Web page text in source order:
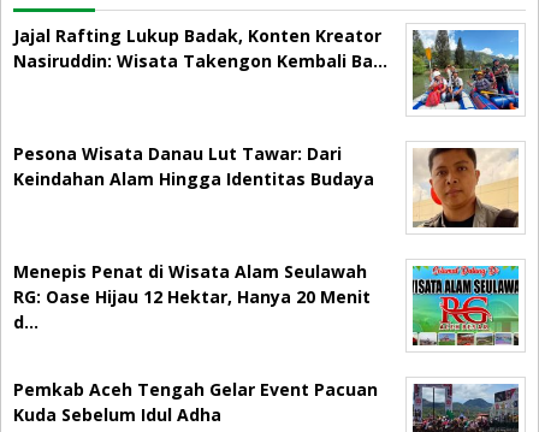
Jajal Rafting Lukup Badak, Konten Kreator
Nasiruddin: Wisata Takengon Kembali Ba…
Pesona Wisata Danau Lut Tawar: Dari
Keindahan Alam Hingga Identitas Budaya
Menepis Penat di Wisata Alam Seulawah
RG: Oase Hijau 12 Hektar, Hanya 20 Menit
d…
Pemkab Aceh Tengah Gelar Event Pacuan
Kuda Sebelum Idul Adha